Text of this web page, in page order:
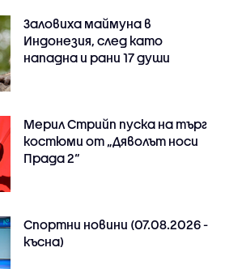
Заловиха маймуна в
Индонезия, след като
нападна и рани 17 души
Мерил Стрийп пуска на търг
костюми от „Дяволът носи
Прада 2“
Спортни новини (07.08.2026 -
късна)